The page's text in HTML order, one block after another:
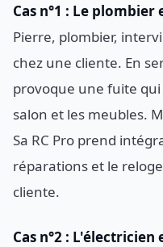
Cas n°1 : Le
Pierre, plombier,
chez une cliente. En
provoque une fuite
salon et les meubles.
Sa RC Pro prend
réparations et le
cliente.
Cas n°2 :